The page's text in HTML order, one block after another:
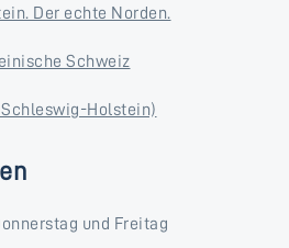
Der echte Norden.
Schweiz
Holstein)
und Freitag